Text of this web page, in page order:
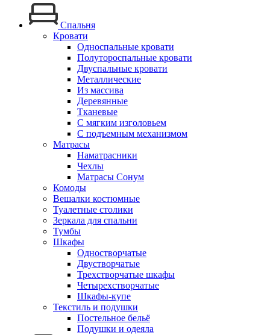
Спальня
Кровати
Односпальные кровати
Полутороспальные кровати
Двуспальные кровати
Металлические
Из массива
Деревянные
Тканевые
С мягким изголовьем
С подъемным механизмом
Матрасы
Наматрасники
Чехлы
Матрасы Сонум
Комоды
Вешалки костюмные
Туалетные столики
Зеркала для спальни
Тумбы
Шкафы
Одностворчатые
Двустворчатые
Трехстворчатые шкафы
Четырехстворчатые
Шкафы-купе
Текстиль и подушки
Постельное бельё
Подушки и одеяла